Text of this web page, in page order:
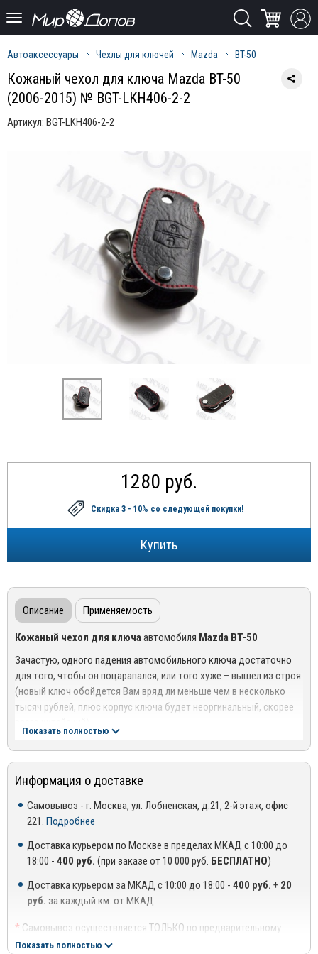
Автоаксессуары Чехлы для ключей Mazda BT-50
Кожаный чехол для ключа Mazda BT-50
(2006-2015) № BGT-LKH406-2-2
Артикул: BGT-LKH406-2-2
1280 руб.
Скидка 3 - 10% со следующей покупки!
Описание Применяемость
Кожаный чехол для ключаавтомобиля Mazda BT-50
Зачастую, одного падения автомобильного ключа достаточно
для того, чтобы он поцарапался, или того хуже – вышел из строя
(новый ключ обойдется Вам вряд ли меньше чем в несколько
тысяч рублей, плюс корпус ключа будет неоргинальный, скорее
автомобиляMazda, изготовленную из высококачественной
натуральной кожи, которая защитит Ваш ключ от удара при
падении, загрязнения и царапин. Чехол прошит по краям красной
капроновой нитью, что добавляет чехлу особую оригинальность.
У чехла имеется крепление для ключей в виде стандартного
кольца и дополнительного карабина.
Показать полностью
Информация о доставке
Самовывоз - г. Москва, ул. Лобненская, д.21, 2-й этаж, офис
221. Подробнее
Доставка курьером по Москве в пределах МКАД с 10:00 до
18:00 - 400 руб. (при заказе от 10 000 руб. БЕСПЛАТНО)
Доставка курьером за МКАД с 10:00 до 18:00 - 400 руб. + 20
руб. за каждый км. от МКАД
* Самовывоз осуществляется ТОЛЬКО по предварительному
согласованию с менеджером!
Показать полностью